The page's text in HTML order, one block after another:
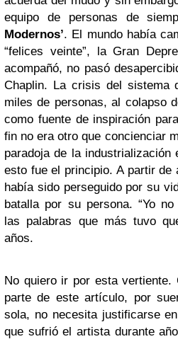
equipo de personas de
Modernos’. El mundo había
“felices veinte”, la Gran
acompañó, no pasó
Chaplin. La crisis del sistema
miles de personas, al colapso
como fuente de inspiración
fin no era otro que concienciar
paradoja de la industrialización
esto fue el principio. A partir
había sido perseguido por su
batalla por su persona. “Yo
las palabras que más tuvo
años.
No quiero ir por esta vertiente.
parte de este artículo, por
sola, no necesita justificarse
que sufrió el artista durante